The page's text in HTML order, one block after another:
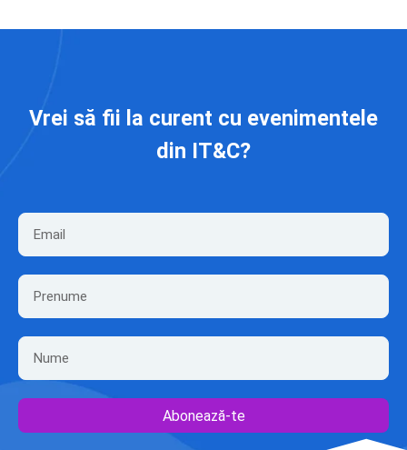
Vrei să fii la curent cu evenimentele
din IT&C?
Abonează-te